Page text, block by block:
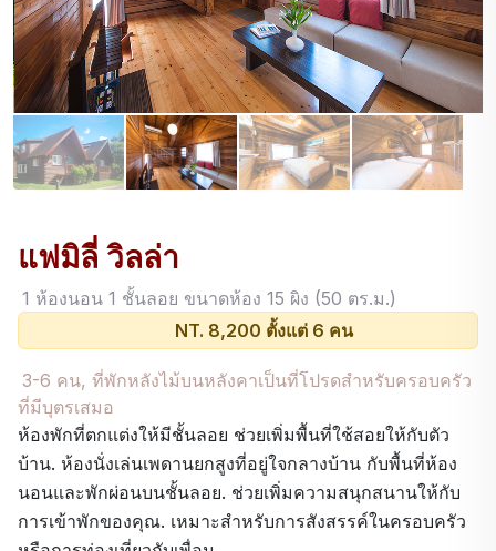
แฟมิลี่ วิลล่า
1 ห้องนอน 1 ชั้นลอย ขนาดห้อง 15 ผิง (50 ตร.ม.)
ราคาห้อง
NT. 8,200 ตั้งแต่ 6 คน
3-6 คน, ที่พักหลังไม้บนหลังคาเป็นที่โปรดสำหรับครอบครัว
ที่มีบุตรเสมอ
ห้องพักที่ตกแต่งให้มีชั้นลอย ช่วยเพิ่มพื้นที่ใช้สอยให้กับตัว
บ้าน. ห้องนั่งเล่นเพดานยกสูงที่อยู่ใจกลางบ้าน กับพื้นที่ห้อง
นอนและพักผ่อนบนชั้นลอย. ช่วยเพิ่มความสนุกสนานให้กับ
การเข้าพักของคุณ. เหมาะสำหรับการสังสรรค์ในครอบครัว